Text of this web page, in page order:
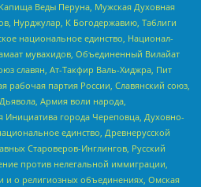
Веды Перуна, Мужская Духовная
Нурджулар, К Богодержавию, Таблиги
национальное единство, Национал-
мувахидов, Объединенный Вилайат
славян, Ат-Такфир Валь-Хиджра, Пит
рабочая партия России, Славянский союз,
Армия воли народа,
Инициатива города Череповца, Духовно-
единство, Древнерусской
Староверов-Инглингов, Русский
против нелегальной иммиграции,
и о религиозных объединениях, Омская